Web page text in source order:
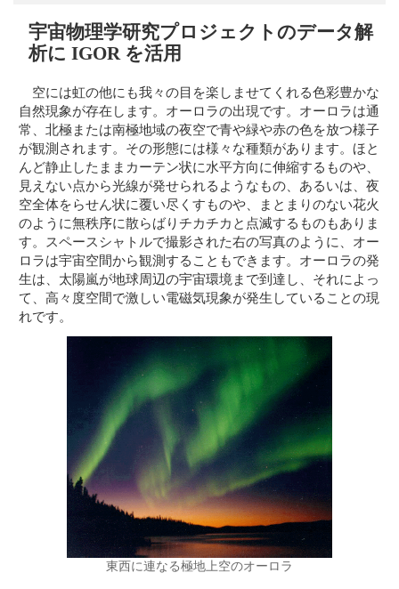
宇宙物理学研究プロジェクトのデータ解
析に IGOR を活用
空には虹の他にも我々の目を楽しませてくれる色彩豊かな
自然現象が存在します。オーロラの出現です。オーロラは通
常、北極または南極地域の夜空で青や緑や赤の色を放つ様子
が観測されます。その形態には様々な種類があります。ほと
んど静止したままカーテン状に水平方向に伸縮するものや、
見えない点から光線が発せられるようなもの、あるいは、夜
空全体をらせん状に覆い尽くすものや、まとまりのない花火
のように無秩序に散らばりチカチカと点滅するものもありま
す。スペースシャトルで撮影された右の写真のように、オー
ロラは宇宙空間から観測することもできます。オーロラの発
生は、太陽嵐が地球周辺の宇宙環境まで到達し、それによっ
て、高々度空間で激しい電磁気現象が発生していることの現
れです。
東西に連なる極地上空のオーロラ